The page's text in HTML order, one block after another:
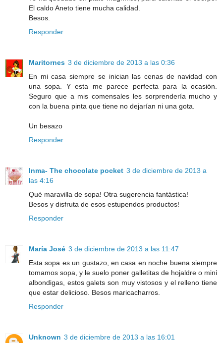
El caldo Aneto tiene mucha calidad.
Besos.
Responder
Maritornes 3 de diciembre de 2013 a las 0:36
En mi casa siempre se inician las cenas de navidad con
una sopa. Y esta me parece perfecta para la ocasión.
Seguro que a mis comensales les sorprendería mucho y
con la buena pinta que tiene no dejarían ni una gota.
Un besazo
Responder
Inma- The chocolate pocket 3 de diciembre de 2013 a
las 4:16
Qué maravilla de sopa! Otra sugerencia fantástica!
Besos y disfruta de esos estupendos productos!
Responder
María José 3 de diciembre de 2013 a las 11:47
Esta sopa es un gustazo, en casa en noche buena siempre
tomamos sopa, y le suelo poner galletitas de hojaldre o mini
albondigas, estos galets son muy vistosos y el relleno tiene
que estar delicioso. Besos maricacharros.
Responder
Unknown 3 de diciembre de 2013 a las 16:01